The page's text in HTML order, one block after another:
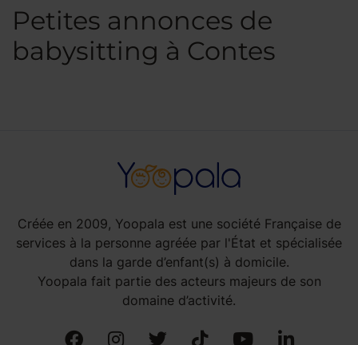
Petites annonces de
babysitting à Contes
Créée en 2009, Yoopala est une société Française de
services à la personne agréée par l'État et spécialisée
dans la garde d’enfant(s) à domicile.
Yoopala fait partie des acteurs majeurs de son
domaine d’activité.